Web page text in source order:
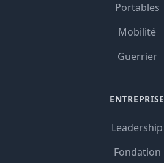
Portables
Mobilité
Guerrier
ENTREPRISE
Leadership
Fondation